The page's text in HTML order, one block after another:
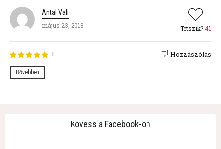
Antal Vali
május 23, 2018
Tetszik?41
1
Bővebben
Hozzászólás
Kövess a Facebook-on